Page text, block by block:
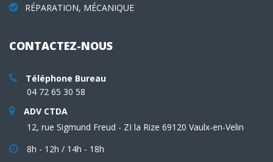
RÉPARATION, MÉCANIQUE
CONTACTEZ-NOUS
Téléphone Bureau
04 72 65 30 58
ADV CTDA
12, rue Sigmund Freud - ZI la Rize 69120 Vaulx-en-Velin
8h - 12h / 14h - 18h